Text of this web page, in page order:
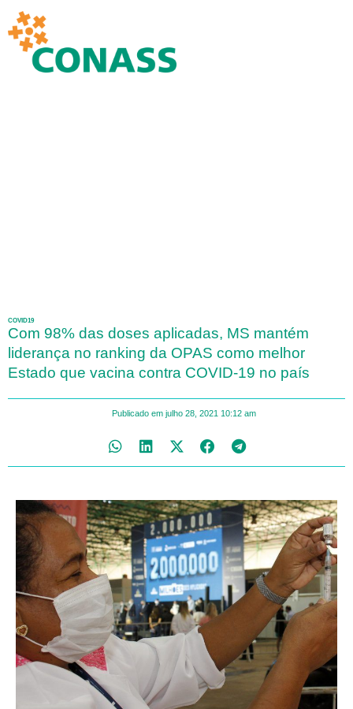
COVID19
Com 98% das doses aplicadas, MS mantém
liderança no ranking da OPAS como melhor
Estado que vacina contra COVID-19 no país
Publicado em julho 28, 2021 10:12 am